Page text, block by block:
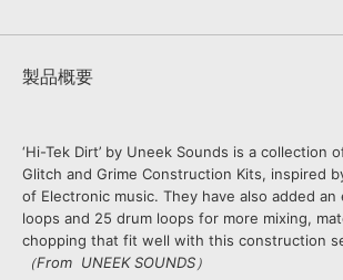
SLS
製品概要
‘Hi-Tek Dirt’ by Uneek Sounds is a collection
Glitch and Grime Construction Kits, inspired
of Electronic music. They have also added
loops and 25 drum loops for more mixing,
chopping that fit well with this construction
（From UNEEK SOUNDS）